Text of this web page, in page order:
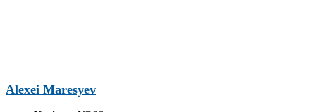
Alexei Maresyev